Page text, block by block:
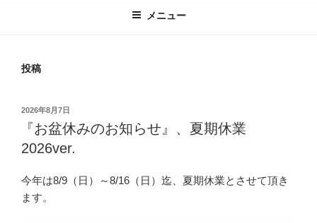
メニュー
投稿
投
2026年8月7日
『お盆休みのお知らせ』、夏期休業
2026ver.
今年は8/9（日）～8/16（日）迄、夏期休業とさせて頂き
ます。